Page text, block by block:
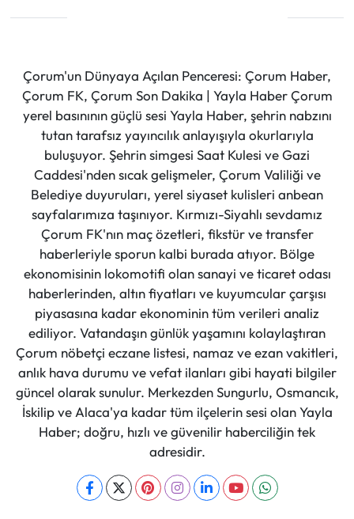
Çorum'un Dünyaya Açılan Penceresi: Çorum Haber,
Çorum FK, Çorum Son Dakika | Yayla Haber Çorum
yerel basınının güçlü sesi Yayla Haber, şehrin nabzını
tutan tarafsız yayıncılık anlayışıyla okurlarıyla
buluşuyor. Şehrin simgesi Saat Kulesi ve Gazi
Caddesi'nden sıcak gelişmeler, Çorum Valiliği ve
Belediye duyuruları, yerel siyaset kulisleri anbean
sayfalarımıza taşınıyor. Kırmızı-Siyahlı sevdamız
Çorum FK'nın maç özetleri, fikstür ve transfer
haberleriyle sporun kalbi burada atıyor. Bölge
ekonomisinin lokomotifi olan sanayi ve ticaret odası
haberlerinden, altın fiyatları ve kuyumcular çarşısı
piyasasına kadar ekonominin tüm verileri analiz
ediliyor. Vatandaşın günlük yaşamını kolaylaştıran
Çorum nöbetçi eczane listesi, namaz ve ezan vakitleri,
anlık hava durumu ve vefat ilanları gibi hayati bilgiler
güncel olarak sunulur. Merkezden Sungurlu, Osmancık,
İskilip ve Alaca'ya kadar tüm ilçelerin sesi olan Yayla
Haber; doğru, hızlı ve güvenilir haberciliğin tek
adresidir.